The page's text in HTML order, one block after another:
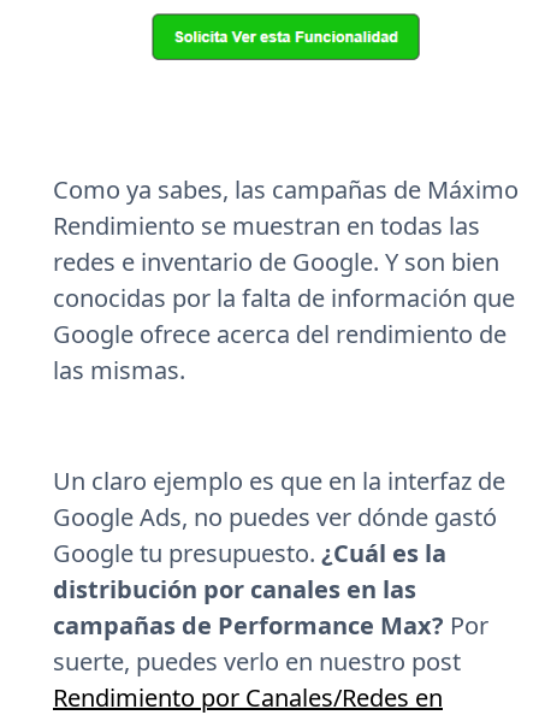
Como ya sabes, las campañas de Máximo
Rendimiento se muestran en todas las
redes e inventario de Google. Y son bien
conocidas por la falta de información que
Google ofrece acerca del rendimiento de
las mismas.
Un claro ejemplo es que en la interfaz de
Google Ads, no puedes ver dónde gastó
Google tu presupuesto. ¿Cuál es la
distribución por canales en las
campañas de Performance Max? Por
suerte, puedes verlo en nuestro post
Rendimiento por Canales/Redes en